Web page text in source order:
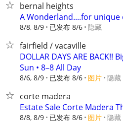
bernal heights
A Wonderland....for unique
8/8, 8/9 已发布 8/6 隐藏
fairfield / vacaville
DOLLAR DAYS ARE BACK!!
Sun • 8–8 All Day
8/6, 8/9 已发布 8/6 图片 隐藏
corte madera
Estate Sale Corte Madera
8/8, 8/9 已发布 8/6 图片 隐藏